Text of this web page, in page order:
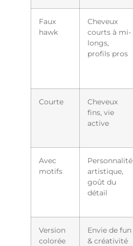
Faux
hawk
Cheveux
courts à mi-
longs,
profils pros
Courte
Cheveux
fins, vie
active
Avec
motifs
Personnalité
artistique,
goût du
détail
Version
colorée
Envie de fun
& créativité